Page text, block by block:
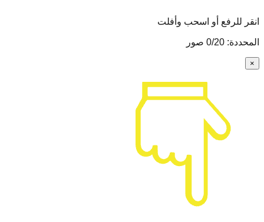
انقر للرفع أو اسحب وأفلت
المحددة: 0/20 صور
×